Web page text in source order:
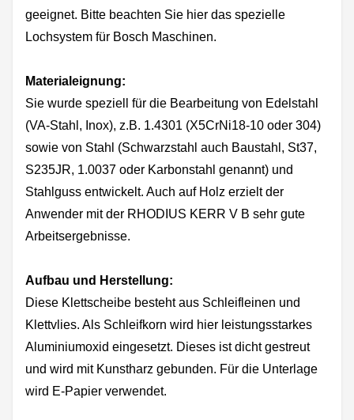
geeignet. Bitte beachten Sie hier das spezielle
Lochsystem für Bosch Maschinen.
Materialeignung:
Sie wurde speziell für die Bearbeitung von Edelstahl
(VA-Stahl, Inox), z.B. 1.4301 (X5CrNi18-10 oder 304)
sowie von Stahl (Schwarzstahl auch Baustahl, St37,
S235JR, 1.0037 oder Karbonstahl genannt) und
Stahlguss entwickelt. Auch auf Holz erzielt der
Anwender mit der RHODIUS KERR V B sehr gute
Arbeitsergebnisse.
Aufbau und Herstellung:
Diese Klettscheibe besteht aus Schleifleinen und
Klettvlies. Als Schleifkorn wird hier leistungsstarkes
Aluminiumoxid eingesetzt. Dieses ist dicht gestreut
und wird mit Kunstharz gebunden. Für die Unterlage
wird E-Papier verwendet.